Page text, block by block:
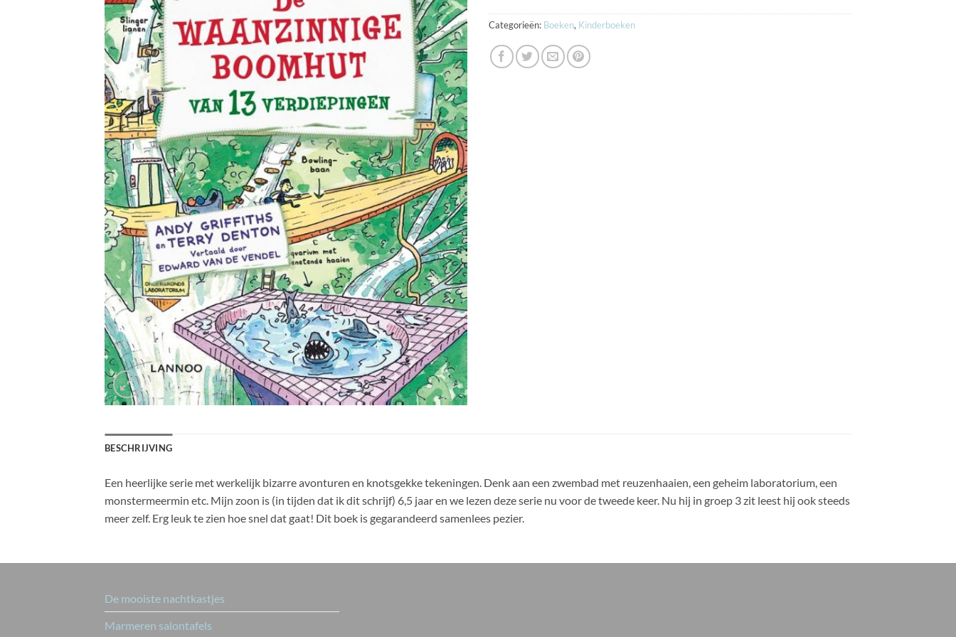
Categorieën: Boeken, Kinderboeken
BESCHRIJVING
Een heerlijke serie met werkelijk bizarre avonturen en knotsgekke tekeningen. Denk aan een zwembad met reuzenhaaien, een geheim laboratorium, een
monstermeermin etc. Mijn zoon is (in tijden dat ik dit schrijf) 6,5 jaar en we lezen deze serie nu voor de tweede keer. Nu hij in groep 3 zit leest hij ook steeds
meer zelf. Erg leuk te zien hoe snel dat gaat! Dit boek is gegarandeerd samenlees pezier.
De mooiste nachtkastjes
Marmeren salontafels